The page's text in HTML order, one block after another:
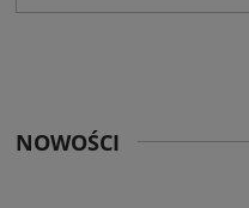
NOWOŚCI